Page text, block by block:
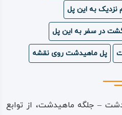
به این پل
گشت در سفر به این پل
پل ماهیدشت روی نقشه
– جلگه ماهیدشت، از توابع